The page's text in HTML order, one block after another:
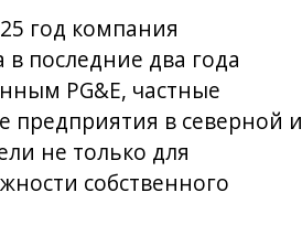
год компания
последние два года
PG&E, частные
предприятия в северной и
не только для
собственного